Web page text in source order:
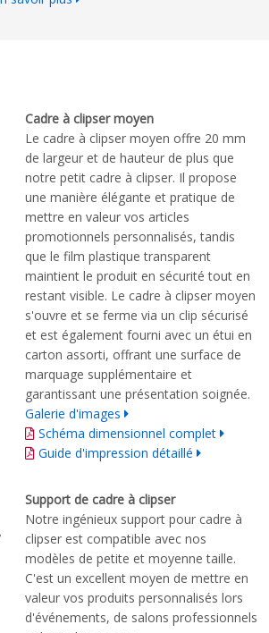
Cadre à clipser moyen
Le cadre à clipser moyen offre 20 mm
de largeur et de hauteur de plus que
notre petit cadre à clipser. Il propose
une manière élégante et pratique de
mettre en valeur vos articles
promotionnels personnalisés, tandis
que le film plastique transparent
maintient le produit en sécurité tout en
restant visible. Le cadre à clipser moyen
s'ouvre et se ferme via un clip sécurisé
et est également fourni avec un étui en
carton assorti, offrant une surface de
marquage supplémentaire et
garantissant une présentation soignée.
Galerie d'images
Schéma dimensionnel complet
Guide d'impression détaillé
Support de cadre à clipser
Notre ingénieux support pour cadre à
clipser est compatible avec nos
modèles de petite et moyenne taille.
C'est un excellent moyen de mettre en
valeur vos produits personnalisés lors
d'événements, de salons professionnels